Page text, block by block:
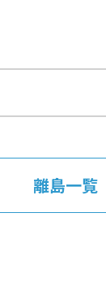
離島一覧